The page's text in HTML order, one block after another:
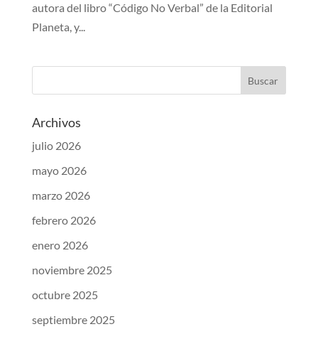
autora del libro “Código No Verbal” de la Editorial
Planeta, y...
Archivos
julio 2026
mayo 2026
marzo 2026
febrero 2026
enero 2026
noviembre 2025
octubre 2025
septiembre 2025